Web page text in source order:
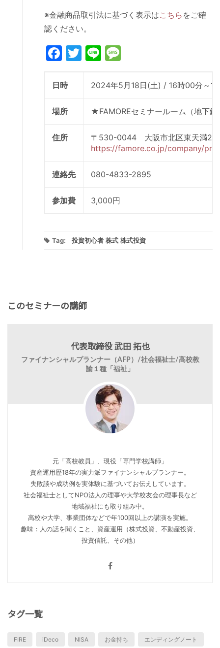
※金融商品取引法に基づく表示はこちら をご確
認ください。
Facebook
Twitter
Line
日時 2024年5月18日(土) / 16時00分～
場所 ★FAMOREセミナールーム（地下
住所
〒530-0044 大阪市北区東天満2-
https://famore.co.jp/company/
連絡先 080-4833-2895
参加費 3,000円
Tag: 投資初心者 株式 株式投資
このセミナーの講師
代表取締役 武田 拓也
ファイナンシャルプランナー（AFP）/社会福祉士/高校教
諭１種「福祉」
元「高校教員」、現役「専門学校講師」
資産運用歴18年の実力派ファイナンシャルプランナー。
失敗談や成功例を実体験に基づいてお伝えしています。
社会福祉士としてNPO法人の理事や大学校友会の理事長など
地域福祉にも取り組み中。
高校や大学、事業団体などで年100回以上の講演を実施。
趣味：人の話を聞くこと、資産運用（株式投資、不動産投資、
投資信託、その他）
タグ一覧
FIRE iDeco NISA お金持ち エンディングノート